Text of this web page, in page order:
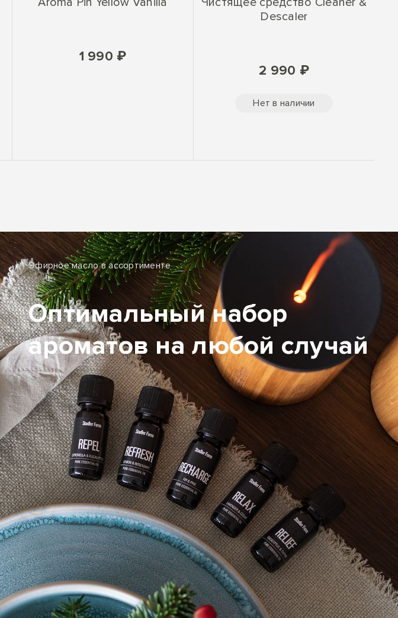
1 990 ₽
Descaler
2 990 ₽
Нет в наличии
Эфирное масло в ассортименте
Оптимальный набор
ароматов на любой случай